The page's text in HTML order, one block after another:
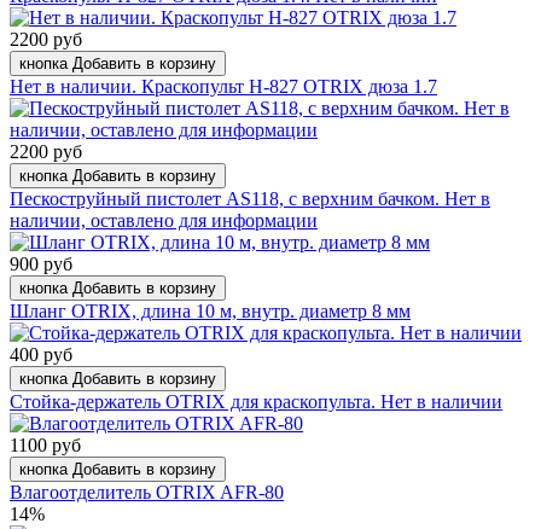
2200 руб
кнопка Добавить в корзину
Нет в наличии. Краскопульт H-827 OTRIX дюза 1.7
2200 руб
кнопка Добавить в корзину
Пескоструйный пистолет AS118, с верхним бачком. Нет в
наличии, оставлено для информации
900 руб
кнопка Добавить в корзину
Шланг OTRIX, длина 10 м, внутр. диаметр 8 мм
400 руб
кнопка Добавить в корзину
Стойка-держатель OTRIX для краскопульта. Нет в наличии
1100 руб
кнопка Добавить в корзину
Влагоотделитель OTRIX AFR-80
14%